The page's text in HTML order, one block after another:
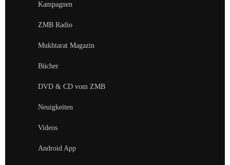
Kampagnen
ZMB Radio
Mukhtarat Magazin
Bücher
DVD & CD vom ZMB
Neuigkeiten
Videos
Android App